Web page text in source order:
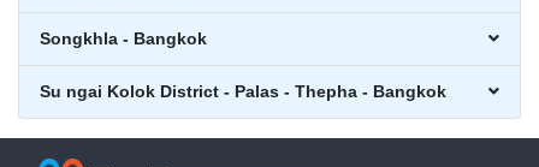
Songkhla - Bangkok
Su ngai Kolok District - Palas - Thepha - Bangkok